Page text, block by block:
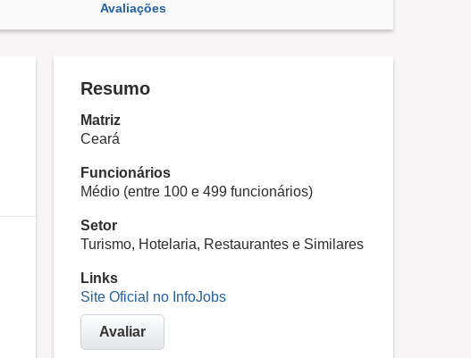
Avaliações
Resumo
Matriz
Ceará
Funcionários
Médio (entre 100 e 499 funcionários)
Setor
Turismo, Hotelaria, Restaurantes e Similares
Links
Site Oficial no InfoJobs
Avaliar